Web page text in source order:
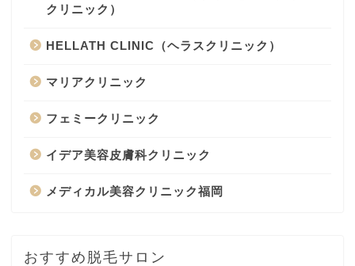
クリニック）
HELLATH CLINIC（ヘラスクリニック）
マリアクリニック
フェミークリニック
イデア美容皮膚科クリニック
メディカル美容クリニック福岡
おすすめ脱毛サロン